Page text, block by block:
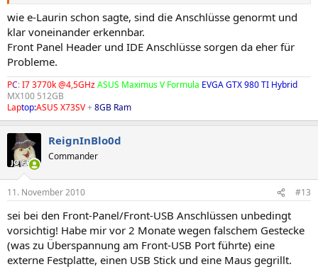
wie e-Laurin schon sagte, sind die Anschlüsse genormt und
klar voneinander erkennbar.
Front Panel Header und IDE Anschlüsse sorgen da eher für
Probleme.
PC:I7 3770k @4,5GHzASUS Maximus V Formula EVGA GTX 980 TI Hybrid
MX100 512GB
Laptop:ASUS X73SV+8GB Ram
ReignInBlo0d
Commander
11. November 2010 #13
sei bei den Front-Panel/Front-USB Anschlüssen unbedingt
vorsichtig! Habe mir vor 2 Monate wegen falschem Gestecke
(was zu Überspannung am Front-USB Port führte) eine
externe Festplatte, einen USB Stick und eine Maus gegrillt.